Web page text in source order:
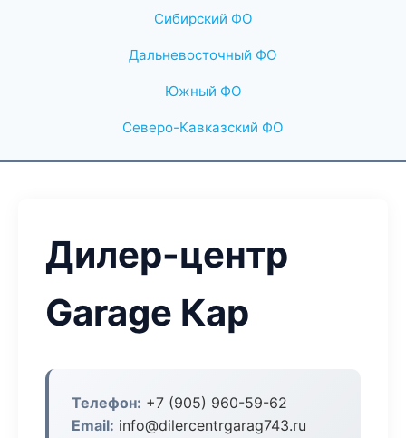
Сибирский ФО
Дальневосточный ФО
Южный ФО
Северо-Кавказский ФО
Дилер-центр
Garage Кар
Телефон: +7 (905) 960-59-62
Email: info@dilercentrgarag743.ru